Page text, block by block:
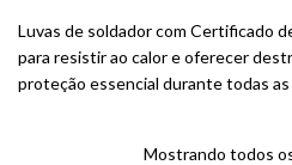
Luvas de soldador com Certificado
para resistir ao calor e oferecer
proteção essencial durante todas
Mostrando todos